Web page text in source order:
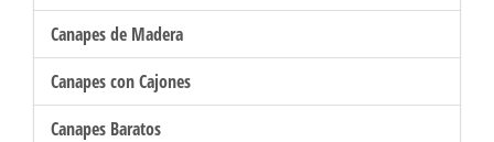
Canapes de Madera
Canapes con Cajones
Canapes Baratos